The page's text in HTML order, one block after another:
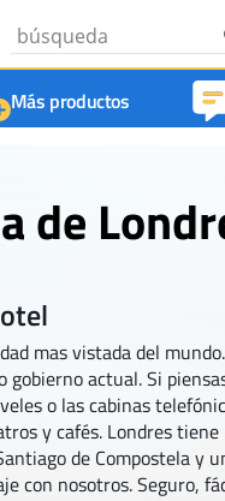
Más productos
de
mas vistada del
actual. Si
o las cabinas
y cafés. Londres
de Compostela y
con nosotros. Seguro,